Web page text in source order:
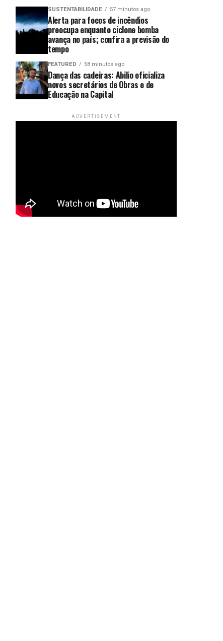
SUSTENTABILIDADE 57 minutos ago
Alerta para focos de incêndios
preocupa enquanto ciclone bomba
avança no país; confira a previsão do
tempo
FEATURED 58 minutos ago
Dança das cadeiras: Abilio oficializa
novos secretários de Obras e de
Educação na Capital
ADVERTISEMENT